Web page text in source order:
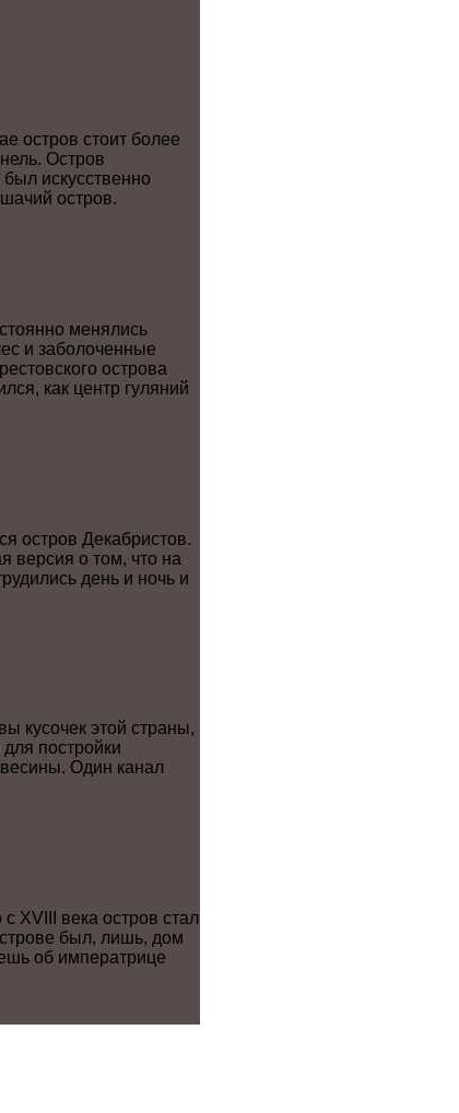
остров стоит более
Остров
искусственно
остров.
менялись
и заболоченные
острова
как центр гуляний
остров Декабристов.
версия о том, что на
день и ночь и
кусочек этой страны,
постройки
Один канал
XVIII века остров стал
был, лишь, дом
об императрице